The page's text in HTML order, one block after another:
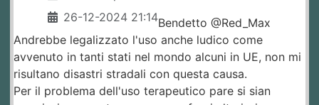
26-12-2024 21:14Bendetto @Red_Max
Andrebbe legalizzato l'uso anche ludico come
avvenuto in tanti stati nel mondo alcuni in UE, non mi
risultano disastri stradali con questa causa.
Per il problema dell'uso terapeutico pare si sian